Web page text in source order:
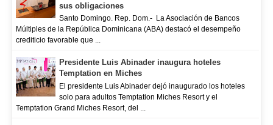
sus obligaciones
Santo Domingo. Rep. Dom.- La Asociación de Bancos
Múltiples de la República Dominicana (ABA) destacó el desempeño
crediticio favorable que ...
Presidente Luis Abinader inaugura hoteles
Temptation en Miches
El presidente Luis Abinader dejó inaugurado los hoteles
solo para adultos Temptation Miches Resort y el
Temptation Grand Miches Resort, del ...